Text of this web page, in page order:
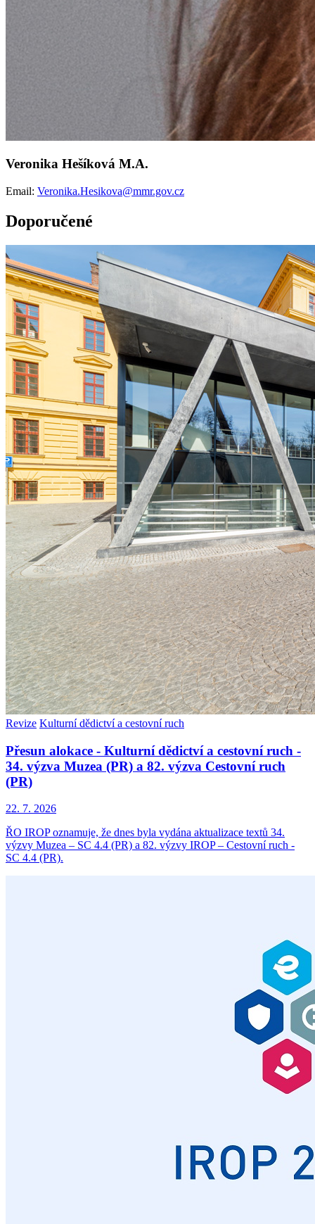
Veronika Hešíková M.A.
Email: Veronika.Hesikova@mmr.gov.cz
Doporučené
Revize Kulturní dědictví a cestovní ruch
Přesun alokace - Kulturní dědictví a cestovní ruch -
34. výzva Muzea (PR) a 82. výzva Cestovní ruch
(PR)
22. 7. 2026
ŘO IROP oznamuje, že dnes byla vydána aktualizace textů 34.
výzvy Muzea – SC 4.4 (PR) a 82. výzvy IROP – Cestovní ruch -
SC 4.4 (PR).